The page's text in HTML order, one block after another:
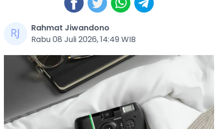
Rahmat Jiwandono
Rabu 08 Juli 2026, 14:49 WIB